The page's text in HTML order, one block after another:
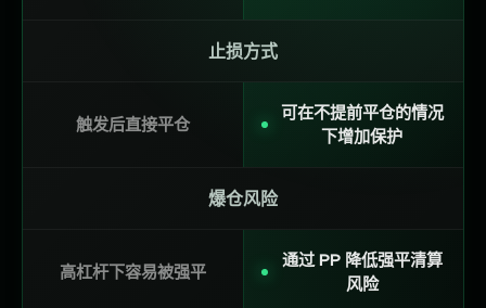
止损方式
触发后直接平仓
可在不提前平仓的情况
下增加保护
爆仓风险
高杠杆下容易被强平
通过 PP 降低强平清算
风险